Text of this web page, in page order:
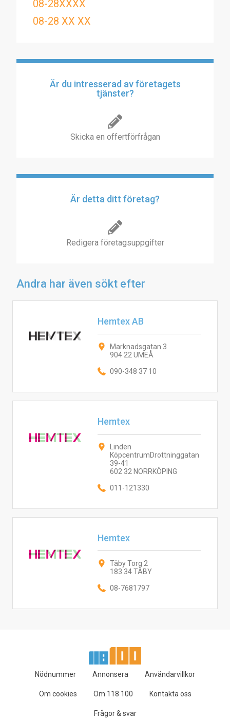
08-28XXXX
08-28 XX XX
Är du intresserad av företagets
tjänster?
Skicka en offertförfrågan
Är detta ditt företag?
Redigera företagsuppgifter
Andra har även sökt efter
Hemtex AB
Marknadsgatan 3
904 22 UMEÅ
090-348 37 10
Hemtex
Linden
KöpcentrumDrottninggatan
39-41
602 32 NORRKÖPING
011-121330
Hemtex
Täby Torg 2
183 34 TÄBY
08-7681797
Nödnummer Annonsera Användarvillkor
Om cookies Om 118 100 Kontakta oss
Frågor & svar